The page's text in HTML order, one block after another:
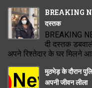
BREAKING
दस्तक
BREAKING
दी दस्तक
अपने रिश्तेदार के घर मिलने
मुठभेड़ के दौरान
अपनी जीवन लीला